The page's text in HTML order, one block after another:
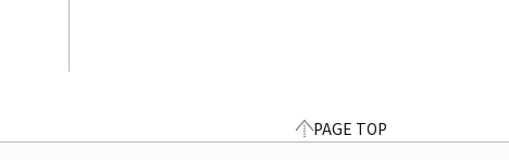
PAGE TOP